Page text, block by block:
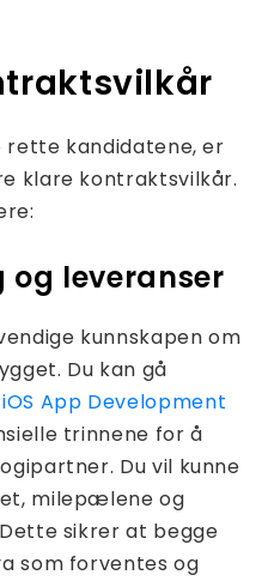
rette kandidatene, er
klare kontraktsvilkår.
og leveranser
kunnskapen om
Du kan gå
iOS App Development
trinnene for å
Du vil kunne
milepælene og
sikrer at begge
som forventes og